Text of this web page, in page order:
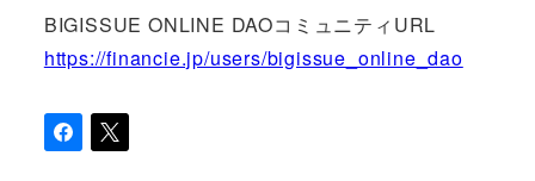
BIGISSUE ONLINE DAOコミュニティURL
https://financie.jp/users/bigissue_online_dao